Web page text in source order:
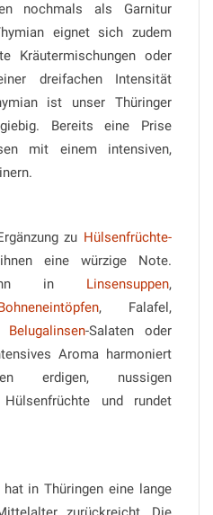
nochmals als Garnitur
eignet sich zudem
Kräutermischungen oder
dreifachen Intensität
ist unser Thüringer
Bereits eine Prise
mit einem intensiven,
zu Hülsenfrüchte-
eine würzige Note.
ihn in Linsensuppen,
, Falafel,
Belugalinsen-Salaten oder
Aroma harmoniert
erdigen, nussigen
und rundet
in Thüringen eine lange